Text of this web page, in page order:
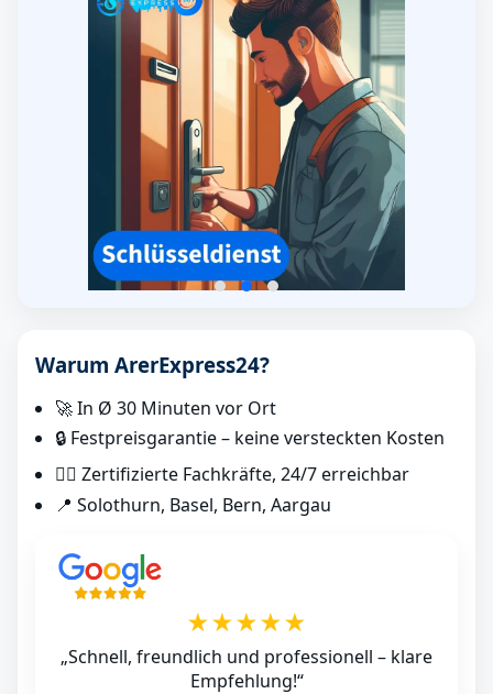
Warum ArerExpress24?
🚀 In Ø 30 Minuten vor Ort
🔒 Festpreisgarantie – keine versteckten Kosten
👷‍♂️ Zertifizierte Fachkräfte, 24/7 erreichbar
📍 Solothurn, Basel, Bern, Aargau
★★★★★
„Schnell, freundlich und professionell – klare
Empfehlung!“